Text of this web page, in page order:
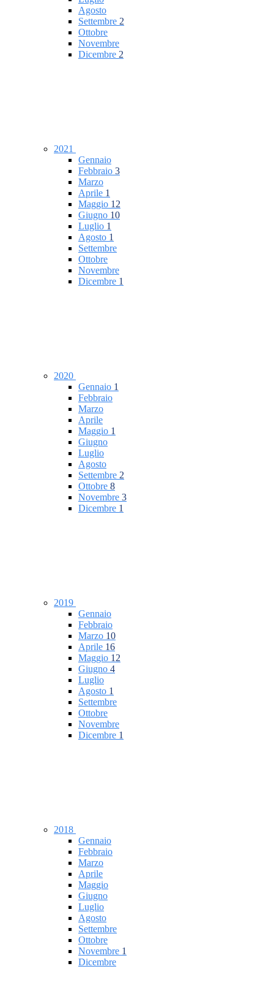
Agosto
Settembre 2
Ottobre
Novembre
Dicembre 2
2021
Gennaio
Febbraio 3
Marzo
Aprile 1
Maggio 12
Giugno 10
Luglio 1
Agosto 1
Settembre
Ottobre
Novembre
Dicembre 1
2020
Gennaio 1
Febbraio
Marzo
Aprile
Maggio 1
Giugno
Luglio
Agosto
Settembre 2
Ottobre 8
Novembre 3
Dicembre 1
2019
Gennaio
Febbraio
Marzo 10
Aprile 16
Maggio 12
Giugno 4
Luglio
Agosto 1
Settembre
Ottobre
Novembre
Dicembre 1
2018
Gennaio
Febbraio
Marzo
Aprile
Maggio
Giugno
Luglio
Agosto
Settembre
Ottobre
Novembre 1
Dicembre